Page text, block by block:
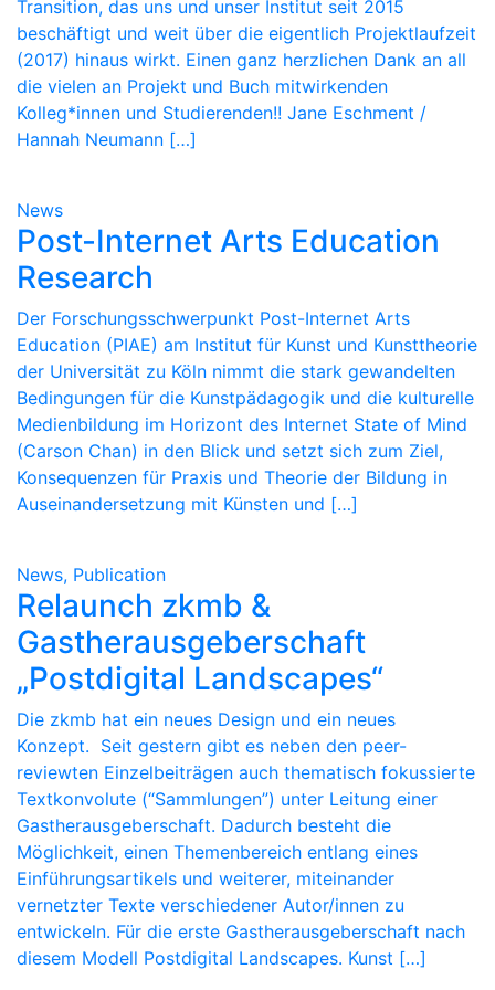
Transition, das uns und unser Institut seit 2015
beschäftigt und weit über die eigentlich Projektlaufzeit
(2017) hinaus wirkt. Einen ganz herzlichen Dank an all
die vielen an Projekt und Buch mitwirkenden
Kolleg*innen und Studierenden!! Jane Eschment /
Hannah Neumann […]
News
Post-Internet Arts Education
Research
Der Forschungsschwerpunkt Post-Internet Arts
Education (PIAE) am Institut für Kunst und Kunsttheorie
der Universität zu Köln nimmt die stark gewandelten
Bedingungen für die Kunstpädagogik und die kulturelle
Medienbildung im Horizont des Internet State of Mind
(Carson Chan) in den Blick und setzt sich zum Ziel,
Konsequenzen für Praxis und Theorie der Bildung in
Auseinandersetzung mit Künsten und […]
News, Publication
Relaunch zkmb &
Gastherausgeberschaft
„Postdigital Landscapes“
Die zkmb hat ein neues Design und ein neues
Konzept. Seit gestern gibt es neben den peer-
reviewten Einzelbeiträgen auch thematisch fokussierte
Textkonvolute (“Sammlungen”) unter Leitung einer
Gastherausgeberschaft. Dadurch besteht die
Möglichkeit, einen Themenbereich entlang eines
Einführungsartikels und weiterer, miteinander
vernetzter Texte verschiedener Autor/innen zu
entwickeln. Für die erste Gastherausgeberschaft nach
diesem Modell Postdigital Landscapes. Kunst […]